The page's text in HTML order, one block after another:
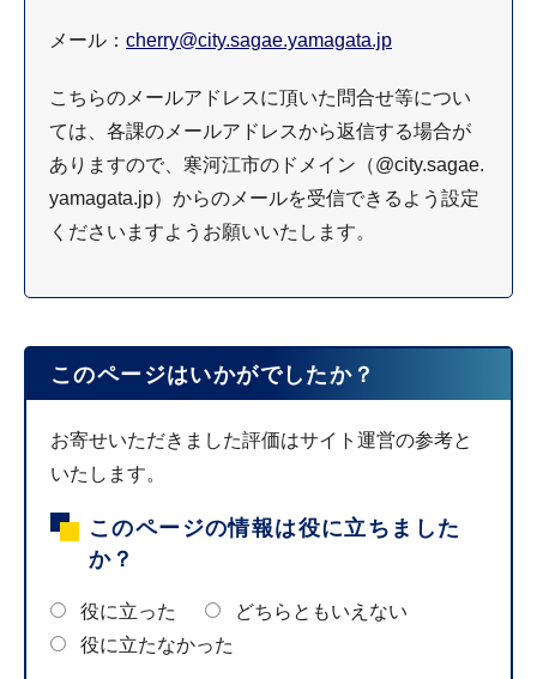
メール： cherry@city.sagae.yamagata.jp
こちらのメールアドレスに頂いた問合せ等につい
ては、各課のメールアドレスから返信する場合が
ありますので、寒河江市のドメイン（@city.sagae.
yamagata.jp）からのメールを受信できるよう設定
くださいますようお願いいたします。
このページはいかがでしたか？
お寄せいただきました評価はサイト運営の参考と
いたします。
このページの情報は役に立ちました
か？
役に立った
どちらともいえない
役に立たなかった